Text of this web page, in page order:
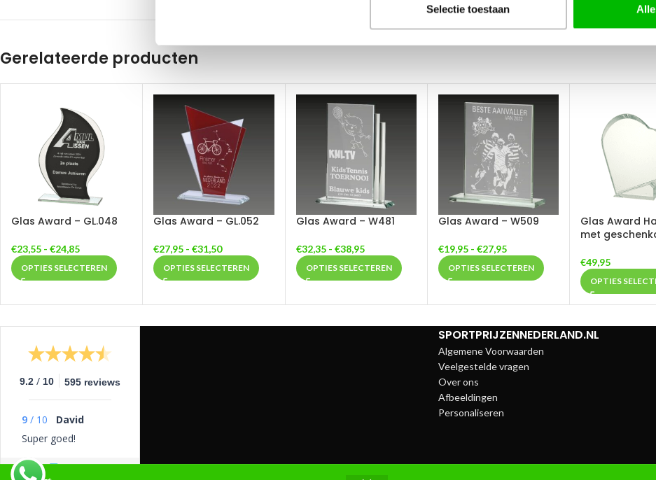
Selectie toestaan
Gerelateerde producten
Glas Award – GL.048
€23,55 - €24,85
OPTIES SELECTEREN
Glas Award – GL.052
€27,95 - €31,50
OPTIES SELECTEREN
Glas Award – W481
€32,35 - €38,95
OPTIES SELECTEREN
Glas Award – W509
€19,95 - €27,95
OPTIES SELECTEREN
Glas Award
met
€49,95
OPTIES
9.2 / 10 595 reviews
9 / 10
David
Super goed!
SPORTPRIJZENNEDERLAND.NL
Algemene Voorwaarden
Veelgestelde vragen
Over ons
Afbeeldingen
Personaliseren